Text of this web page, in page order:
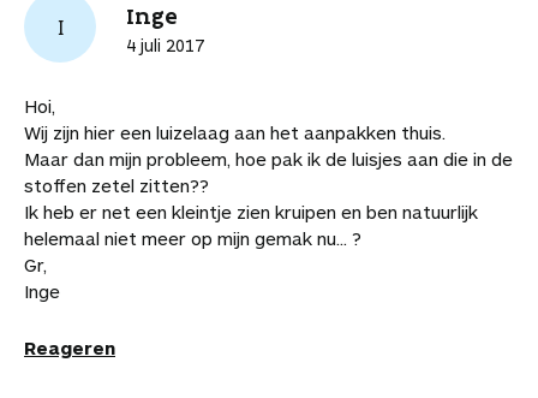
I Inge
4 juli 2017
Hoi,
Wij zijn hier een luizelaag aan het aanpakken thuis.
Maar dan mijn probleem, hoe pak ik de luisjes aan die in de
stoffen zetel zitten??
Ik heb er net een kleintje zien kruipen en ben natuurlijk
helemaal niet meer op mijn gemak nu... ?
Gr,
Inge
Reageren